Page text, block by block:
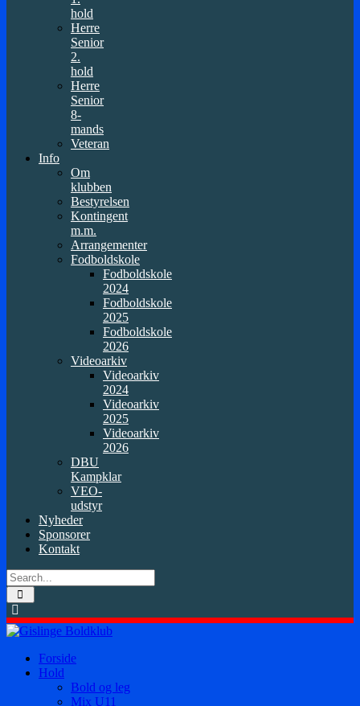
hold
Herre
Senior
2.
hold
Herre
Senior
8-
mands
Veteran
Info
Om
klubben
Bestyrelsen
Kontingent
m.m.
Arrangementer
Fodboldskole
Fodboldskole
2024
Fodboldskole
2025
Fodboldskole
2026
Videoarkiv
Videoarkiv
2024
Videoarkiv
2025
Videoarkiv
2026
DBU
Kampklar
VEO-
udstyr
Nyheder
Sponsorer
Kontakt
Forside
Hold
Bold og leg
Mix U11